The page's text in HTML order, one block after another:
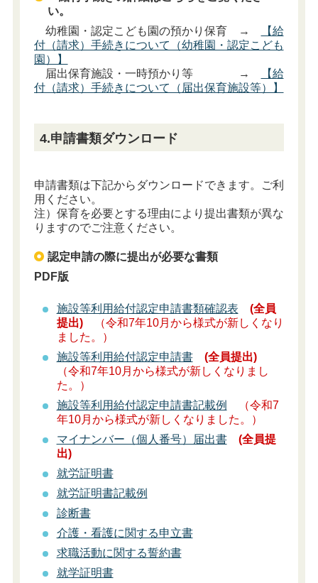
い。
幼稚園・認定こども園の預かり保育 →
【給
付（請求）手続きについて（幼稚園・認定こども
園）】
届出保育施設・一時預かり等 →
【給
付（請求）手続きについて（届出保育施設等）】
4.申請書類ダウンロード
申請書類は下記からダウンロードできます。ご利
用ください。
注）保育を必要とする理由により提出書類が異な
りますのでご注意ください。
認定申請の際に提出が必要な書類
PDF版
施設等利用給付認定申請書類確認表
(全員
提出)
（令和7年10月から様式が新しくなり
ました。）
施設等利用給付認定申請書
(全員提出)
（令和7年10月から様式が新しくなりまし
た。）
施設等利用給付認定申請書記載例
（令和7
年10月から様式が新しくなりました。）
マイナンバー（個人番号）届出書
(全員提
出)
就労証明書
就労証明書記載例
診断書
介護・看護に関する申立書
求職活動に関する誓約書
就学証明書